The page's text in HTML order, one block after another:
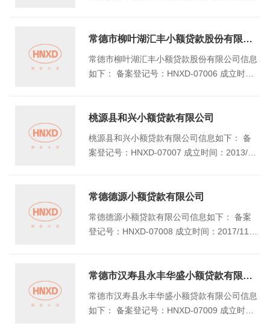
景6栋118号
常德市柳叶湖汇丰小额贷款股份有限公司
常德市柳叶湖汇丰小额贷款股份有限公司信息
如下： 备案登记号：HNXD-07006 成立时
桃源县和兴小额贷款有限公司
桃源县和兴小额贷款有限公司信息如下： 备
案登记号：HNXD-07007 成立时间：2013/5/
常德德源小额贷款有限公司
常德德源小额贷款有限公司信息如下： 备案
登记号：HNXD-07008 成立时间：2017/11/7
层）
常德市汉寿县永丰华盛小额贷款有限公司
常德市汉寿县永丰华盛小额贷款有限公司信息
如下： 备案登记号：HNXD-07009 成立时